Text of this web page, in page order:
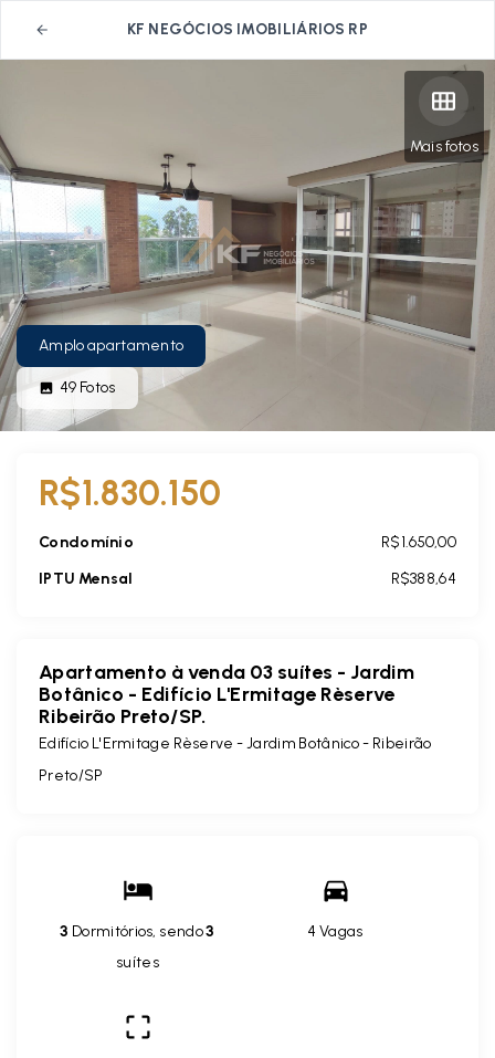
KF NEGÓCIOS IMOBILIÁRIOS RP
Mais fotos
Amplo apartamento
49 Fotos
R$1.830.150
Condomínio
R$1.650,00
IPTU Mensal
R$388,64
Apartamento à venda 03 suítes - Jardim
Botânico - Edifício L'Ermitage Rèserve
Ribeirão Preto/SP.
Edifício L'Ermitage Rèserve -Jardim Botânico - Ribeirão
Preto/SP
3 Dormitórios, sendo3
suítes
4 Vagas